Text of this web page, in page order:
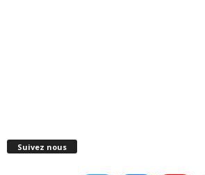
Suivez nous